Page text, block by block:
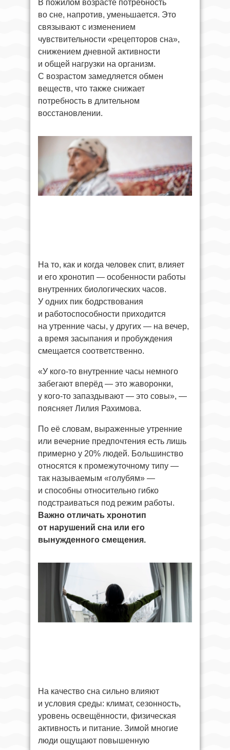
В пожилом возрасте потребность
во сне, напротив, уменьшается. Это
связывают с изменением
чувствительности «рецепторов сна»,
снижением дневной активности
и общей нагрузки на организм.
С возрастом замедляется обмен
веществ, что также снижает
потребность в длительном
восстановлении.
На то, как и когда человек спит, влияет
и его хронотип — особенности работы
внутренних биологических часов.
У одних пик бодрствования
и работоспособности приходится
на утренние часы, у других — на вечер,
а время засыпания и пробуждения
смещается соответственно.
«У кого-то внутренние часы немного
забегают вперёд — это жаворонки,
у кого-то запаздывают — это совы», —
поясняет Лилия Рахимова.
По её словам, выраженные утренние
или вечерние предпочтения есть лишь
примерно у 20% людей. Большинство
относятся к промежуточному типу —
так называемым «голубям» —
и способны относительно гибко
подстраиваться под режим работы.
Важно отличать хронотип
от нарушений сна или его
вынужденного смещения.
На качество сна сильно влияют
и условия среды: климат, сезонность,
уровень освещённости, физическая
активность и питание. Зимой многие
люди ощущают повышенную